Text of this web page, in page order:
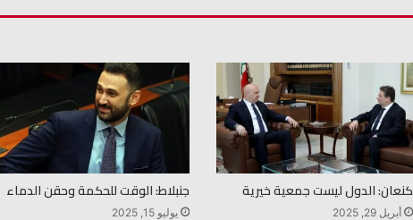
كنعان: الدول ليست جمعية خيرية
أبريل 29, 2025
جنبلاط: الوقت للحكمة وحقن الدماء
يوليو 15, 2025